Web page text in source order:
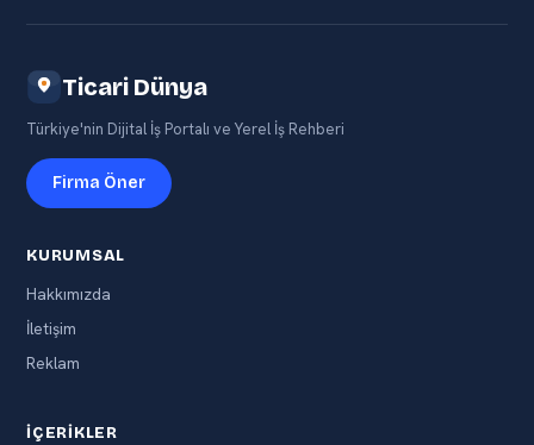
Ticari Dünya
Türkiye'nin Dijital İş Portalı ve Yerel İş Rehberi
Firma Öner
KURUMSAL
Hakkımızda
İletişim
Reklam
İÇERIKLER